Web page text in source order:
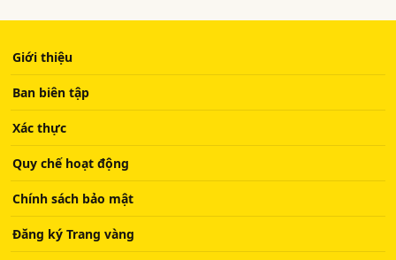
Giới thiệu
Ban biên tập
Xác thực
Quy chế hoạt động
Chính sách bảo mật
Đăng ký Trang vàng